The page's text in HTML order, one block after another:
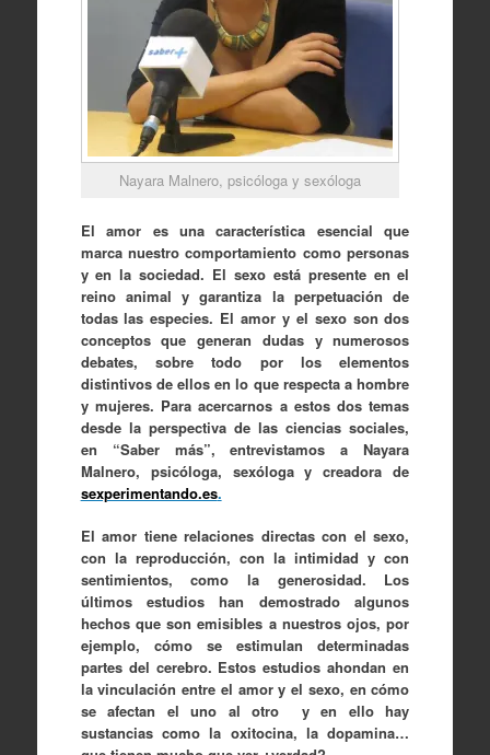
Nayara Malnero, psicóloga y sexóloga
El amor es una característica esencial que
marca nuestro comportamiento como personas
y en la sociedad. El sexo está presente en el
reino animal y garantiza la perpetuación de
todas las especies. El amor y el sexo son dos
conceptos que generan dudas y numerosos
debates, sobre todo por los elementos
distintivos de ellos en lo que respecta a hombre
y mujeres. Para acercarnos a estos dos temas
desde la perspectiva de las ciencias sociales,
en “Saber más”, entrevistamos a Nayara
Malnero, psicóloga, sexóloga y creadora de
sexperimentando.es.
El amor tiene relaciones directas con el sexo,
con la reproducción, con la intimidad y con
sentimientos, como la generosidad. Los
últimos estudios han demostrado algunos
hechos que son emisibles a nuestros ojos, por
ejemplo, cómo se estimulan determinadas
partes del cerebro. Estos estudios ahondan en
la vinculación entre el amor y el sexo, en cómo
se afectan el uno al otro y en ello hay
sustancias como la oxitocina, la dopamina…